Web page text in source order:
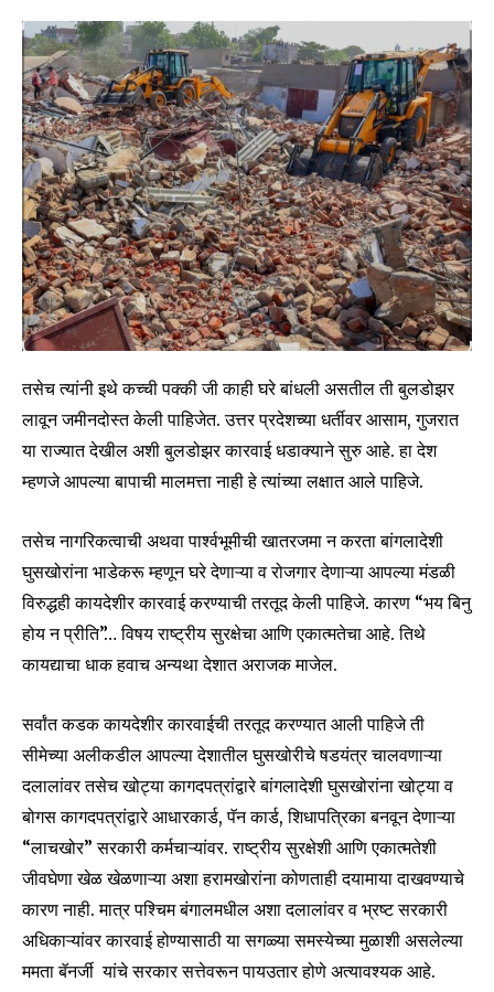
तसेच त्यांनी इथे कच्ची पक्की जी काही घरे बांधली असतील ती बुलडोझर
लावून जमीनदोस्त केली पाहिजेत. उत्तर प्रदेशच्या धर्तीवर आसाम, गुजरात
या राज्यात देखील अशी बुलडोझर कारवाई धडाक्याने सुरु आहे. हा देश
म्हणजे आपल्या बापाची मालमत्ता नाही हे त्यांच्या लक्षात आले पाहिजे.
तसेच नागरिकत्वाची अथवा पार्श्वभूमीची खातरजमा न करता बांगलादेशी
घुसखोरांना भाडेकरू म्हणून घरे देणाऱ्या व रोजगार देणाऱ्या आपल्या मंडळी
विरुद्धही कायदेशीर कारवाई करण्याची तरतूद केली पाहिजे. कारण “भय बिनु
होय न प्रीति”… विषय राष्ट्रीय सुरक्षेचा आणि एकात्मतेचा आहे. तिथे
कायद्याचा धाक हवाच अन्यथा देशात अराजक माजेल.
सर्वांत कडक कायदेशीर कारवाईची तरतूद करण्यात आली पाहिजे ती
सीमेच्या अलीकडील आपल्या देशातील घुसखोरीचे षडयंत्र चालवणाऱ्या
दलालांवर तसेच खोट्या कागदपत्रांद्वारे बांगलादेशी घुसखोरांना खोट्या व
बोगस कागदपत्रांद्वारे आधारकार्ड, पॅन कार्ड, शिधापत्रिका बनवून देणाऱ्या
“लाचखोर” सरकारी कर्मचाऱ्यांवर. राष्ट्रीय सुरक्षेशी आणि एकात्मतेशी
जीवघेणा खेळ खेळणाऱ्या अशा हरामखोरांना कोणताही दयामाया दाखवण्याचे
कारण नाही. मात्र पश्चिम बंगालमधील अशा दलालांवर व भ्रष्ट सरकारी
अधिकाऱ्यांवर कारवाई होण्यासाठी या सगळ्या समस्येच्या मुळाशी असलेल्या
ममता बॅनर्जी यांचे सरकार सत्तेवरून पायउतार होणे अत्यावश्यक आहे.